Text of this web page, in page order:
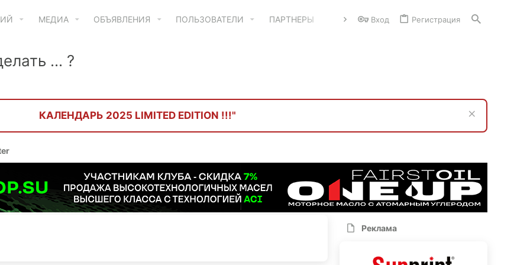
МЕДИА ОБЪЯВЛЕНИЯ ПОЛЬЗОВАТЕЛИ ПАРТНЕРЫ Вход Регистрация
... ?
КАЛЕНДАРЬ 2025 LIMITED EDITION !!!"
Реклама